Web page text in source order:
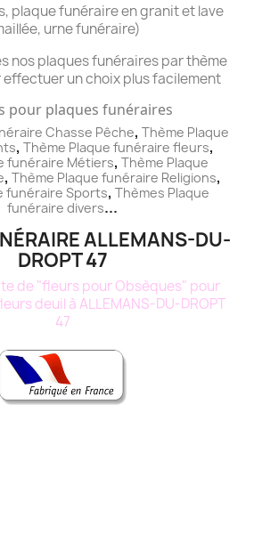
plaque funéraire en granit et lave
urne funéraire)
nos plaques funéraires par thème
un choix plus facilement
pour plaques funéraires
Chasse Pêche, Thème Plaque
, Thème Plaque funéraire fleurs,
funéraire Métiers, Thème Plaque
, Thème Plaque funéraire Religions,
funéraire Sports, Thèmes Plaque
funéraire divers...
ALLEMANS-DU-
DROPT 47
de "fleurs pour Obsèques" pour
deuil à ALLEMANS-DU-DROPT
47